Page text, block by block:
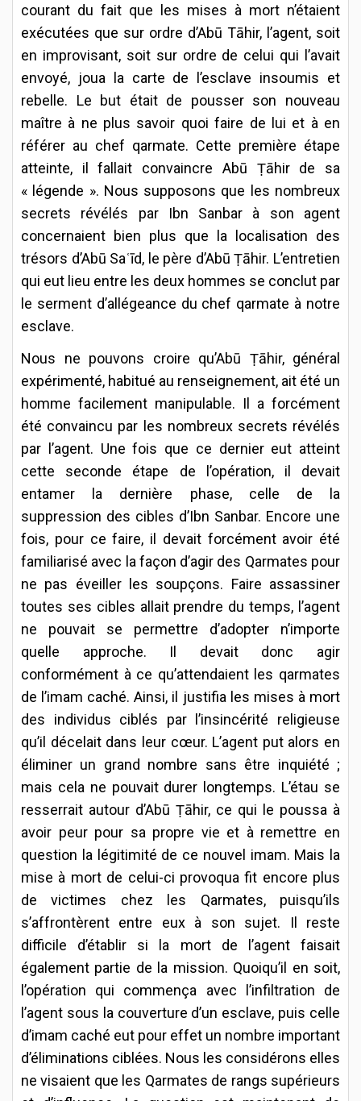
courant du fait que les mises à mort n’étaient
exécutées que sur ordre d’Abū Tāhir, l’agent, soit
en improvisant, soit sur ordre de celui qui l’avait
envoyé, joua la carte de l’esclave insoumis et
rebelle. Le but était de pousser son nouveau
maître à ne plus savoir quoi faire de lui et à en
référer au chef qarmate. Cette première étape
atteinte, il fallait convaincre Abū Ṭāhir de sa
« légende ». Nous supposons que les nombreux
secrets révélés par Ibn Sanbar à son agent
concernaient bien plus que la localisation des
trésors d’Abū Saʿīd, le père d’Abū Ṭāhir. L’entretien
qui eut lieu entre les deux hommes se conclut par
le serment d’allégeance du chef qarmate à notre
esclave.
Nous ne pouvons croire qu’Abū Ṭāhir, général
expérimenté, habitué au renseignement, ait été un
homme facilement manipulable. Il a forcément
été convaincu par les nombreux secrets révélés
par l’agent. Une fois que ce dernier eut atteint
cette seconde étape de l’opération, il devait
entamer la dernière phase, celle de la
suppression des cibles d’Ibn Sanbar. Encore une
fois, pour ce faire, il devait forcément avoir été
familiarisé avec la façon d’agir des Qarmates pour
ne pas éveiller les soupçons. Faire assassiner
toutes ses cibles allait prendre du temps, l’agent
ne pouvait se permettre d’adopter n’importe
quelle approche. Il devait donc agir
conformément à ce qu’attendaient les qarmates
de l’imam caché. Ainsi, il justifia les mises à mort
des individus ciblés par l’insincérité religieuse
qu’il décelait dans leur cœur. L’agent put alors en
éliminer un grand nombre sans être inquiété ;
mais cela ne pouvait durer longtemps. L’étau se
resserrait autour d’Abū Ṭāhir, ce qui le poussa à
avoir peur pour sa propre vie et à remettre en
question la légitimité de ce nouvel imam. Mais la
mise à mort de celui-ci provoqua fit encore plus
de victimes chez les Qarmates, puisqu’ils
s’affrontèrent entre eux à son sujet. Il reste
difficile d’établir si la mort de l’agent faisait
également partie de la mission. Quoiqu’il en soit,
l’opération qui commença avec l’infiltration de
l’agent sous la couverture d’un esclave, puis celle
d’imam caché eut pour effet un nombre important
d’éliminations ciblées. Nous les considérons elles
ne visaient que les Qarmates de rangs supérieurs